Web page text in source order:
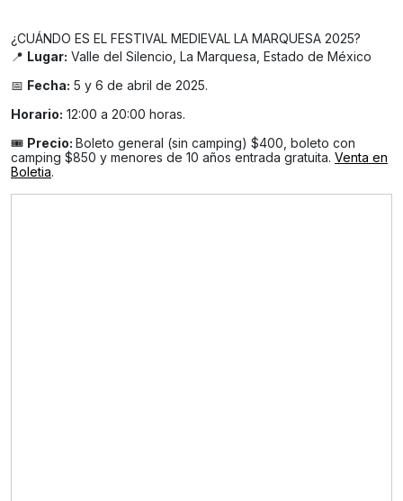
¿CUÁNDO ES EL FESTIVAL MEDIEVAL LA MARQUESA 2025?
📍 Lugar: Valle del Silencio, La Marquesa, Estado de México
📅 Fecha: 5 y 6 de abril de 2025.
Horario: 12:00 a 20:00 horas.
🎟️ Precio: Boleto general (sin camping) $400, boleto con
camping $850 y menores de 10 años entrada gratuita. Venta en
Boletia.